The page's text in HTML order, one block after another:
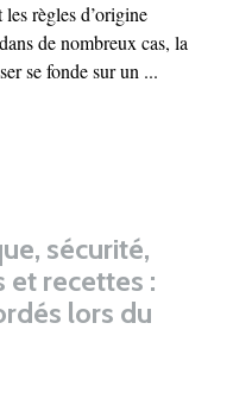
règles d’origine
de nombreux cas, la
se fonde sur un ...
sécurité,
et recettes :
lors du